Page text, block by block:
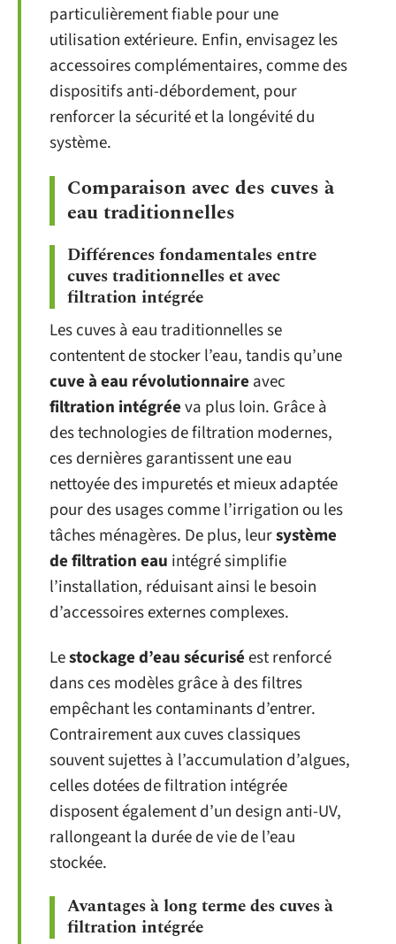
particulièrement fiable pour une
utilisation extérieure. Enfin, envisagez les
accessoires complémentaires, comme des
dispositifs anti-débordement, pour
renforcer la sécurité et la longévité du
système.
Comparaison avec des cuves à
eau traditionnelles
Différences fondamentales entre
cuves traditionnelles et avec
filtration intégrée
Les cuves à eau traditionnelles se
contentent de stocker l’eau, tandis qu’une
cuve à eau révolutionnaire avec
filtration intégréeva plus loin. Grâce à
des technologies de filtration modernes,
ces dernières garantissent une eau
nettoyée des impuretés et mieux adaptée
pour des usages comme l’irrigation ou les
tâches ménagères. De plus, leursystème
de filtration eau intégré simplifie
l’installation, réduisant ainsi le besoin
d’accessoires externes complexes.
Lestockage d’eau sécuriséest renforcé
dans ces modèles grâce à des filtres
empêchant les contaminants d’entrer.
Contrairement aux cuves classiques
souvent sujettes à l’accumulation d’algues,
celles dotées de filtration intégrée
disposent également d’un design anti-UV,
rallongeant la durée de vie de l’eau
stockée.
Avantages à long terme des cuves à
filtration intégrée